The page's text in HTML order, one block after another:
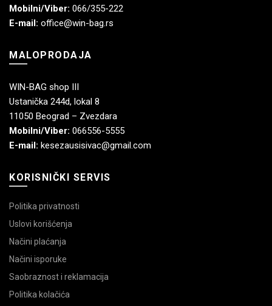
Mobilni/Viber: 066/355-222
E-mail: office@win-bag.rs
MALOPRODAJA
WIN-BAG shop III
Ustanička 244d, lokal 8
11050 Beograd – Zvezdara
Mobilni/Viber: 066556-5555
E-mail: kesezausisivac@gmail.com
KORISNIČKI SERVIS
Politika privatnosti
Uslovi korišćenja
Načini plaćanja
Načini isporuke
Saobraznost i reklamacija
Politika kolačića